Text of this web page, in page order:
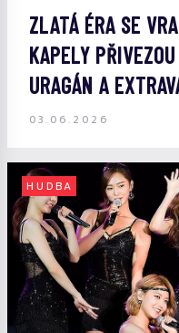
ZLATÁ ÉRA SE
KAPELY
URAGÁN A
03.06.2026
HUDBA